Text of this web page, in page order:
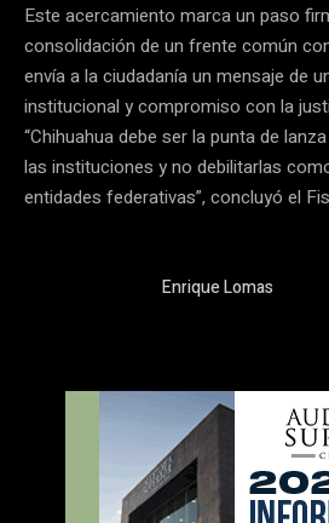
Este acercamiento marca un paso
consolidación de un frente común
envía a la ciudadanía un mensaje de
institucional y compromiso con la
“Chihuahua debe ser la punta de
las instituciones y no debilitarlas
entidades federativas”, concluyó el
Enrique Lomas